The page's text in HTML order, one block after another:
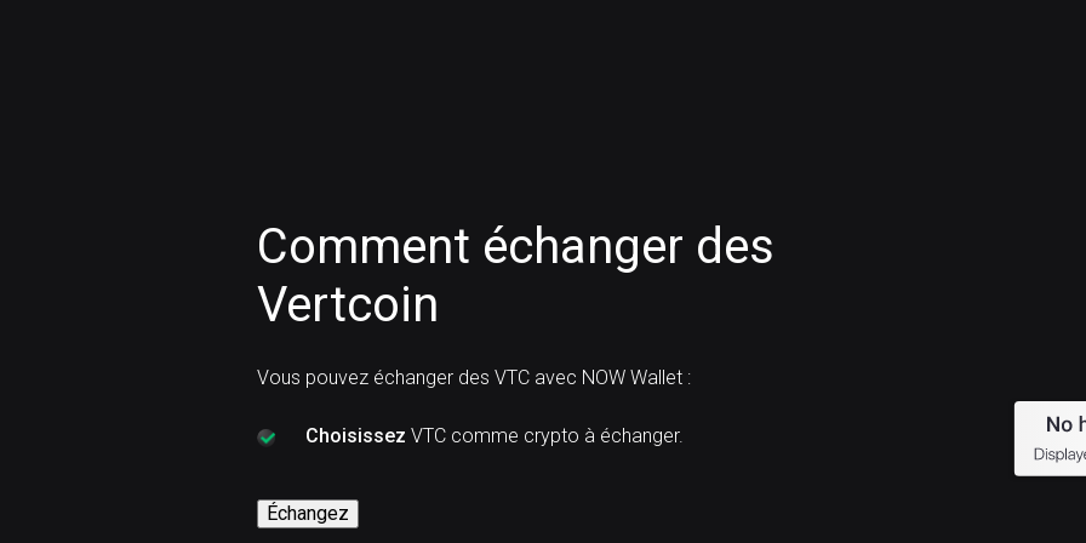
Comment échanger des
Vertcoin
Vous pouvez échanger des VTC avec NOW Wallet :
Choisissez VTC comme crypto à échanger.
Échangez